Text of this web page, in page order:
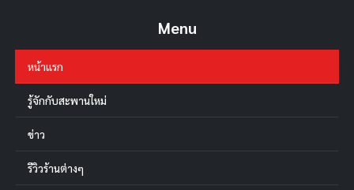
Menu
หน้าแรก
รู้จักกับสะพานใหม่
ข่าว
รีวิวร้านต่างๆ